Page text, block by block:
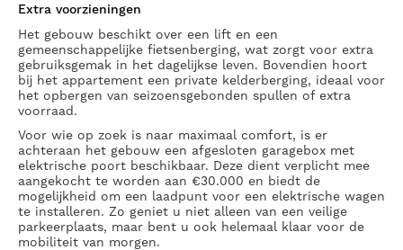
Extra voorzieningen
Het gebouw beschikt over een lift en een
gemeenschappelijke fietsenberging, wat zorgt voor extra
gebruiksgemak in het dagelijkse leven. Bovendien hoort
bij het appartement een private kelderberging, ideaal voor
het opbergen van seizoensgebonden spullen of extra
voorraad.
Voor wie op zoek is naar maximaal comfort, is er
achteraan het gebouw een afgesloten garagebox met
elektrische poort beschikbaar. Deze dient verplicht mee
aangekocht te worden aan €30.000 en biedt de
mogelijkheid om een laadpunt voor een elektrische wagen
te installeren. Zo geniet u niet alleen van een veilige
parkeerplaats, maar bent u ook helemaal klaar voor de
mobiliteit van morgen.